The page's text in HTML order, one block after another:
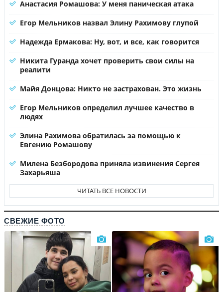
Анастасия Ромашова: У меня паническая атака
Егор Мельников назвал Элину Рахимову глупой
Надежда Ермакова: Ну, вот, и все, как говорится
Никита Гуранда хочет проверить свои силы на
реалити
Майя Донцова: Никто не застрахован. Это жизнь
Егор Мельников определил лучшее качество в
людях
Элина Рахимова обратилась за помощью к
Евгению Ромашову
Милена Безбородова приняла извинения Сергея
Захарьяша
ЧИТАТЬ ВСЕ НОВОСТИ
СВЕЖИЕ ФОТО